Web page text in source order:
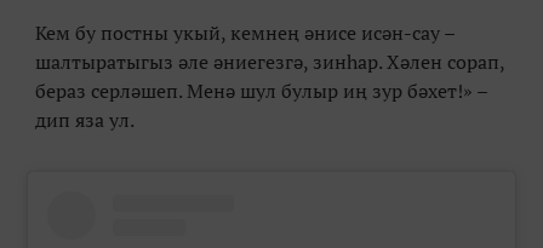
Кем бу постны укый, кемнең әнисе исән-сау –
шалтыратыгыз әле әниегезгә, зинһар. Хәлен сорап,
бераз серләшеп. Менә шул булыр иң зур бәхет!» –
дип яза ул.